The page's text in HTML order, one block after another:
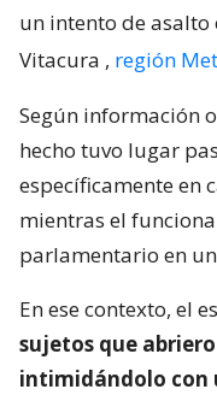
un intento de asalto
Vitacura , región
Según información
hecho tuvo lugar
específicamente en
mientras el
parlamentario en
En ese contexto, el
sujetos que
intimidándolo con